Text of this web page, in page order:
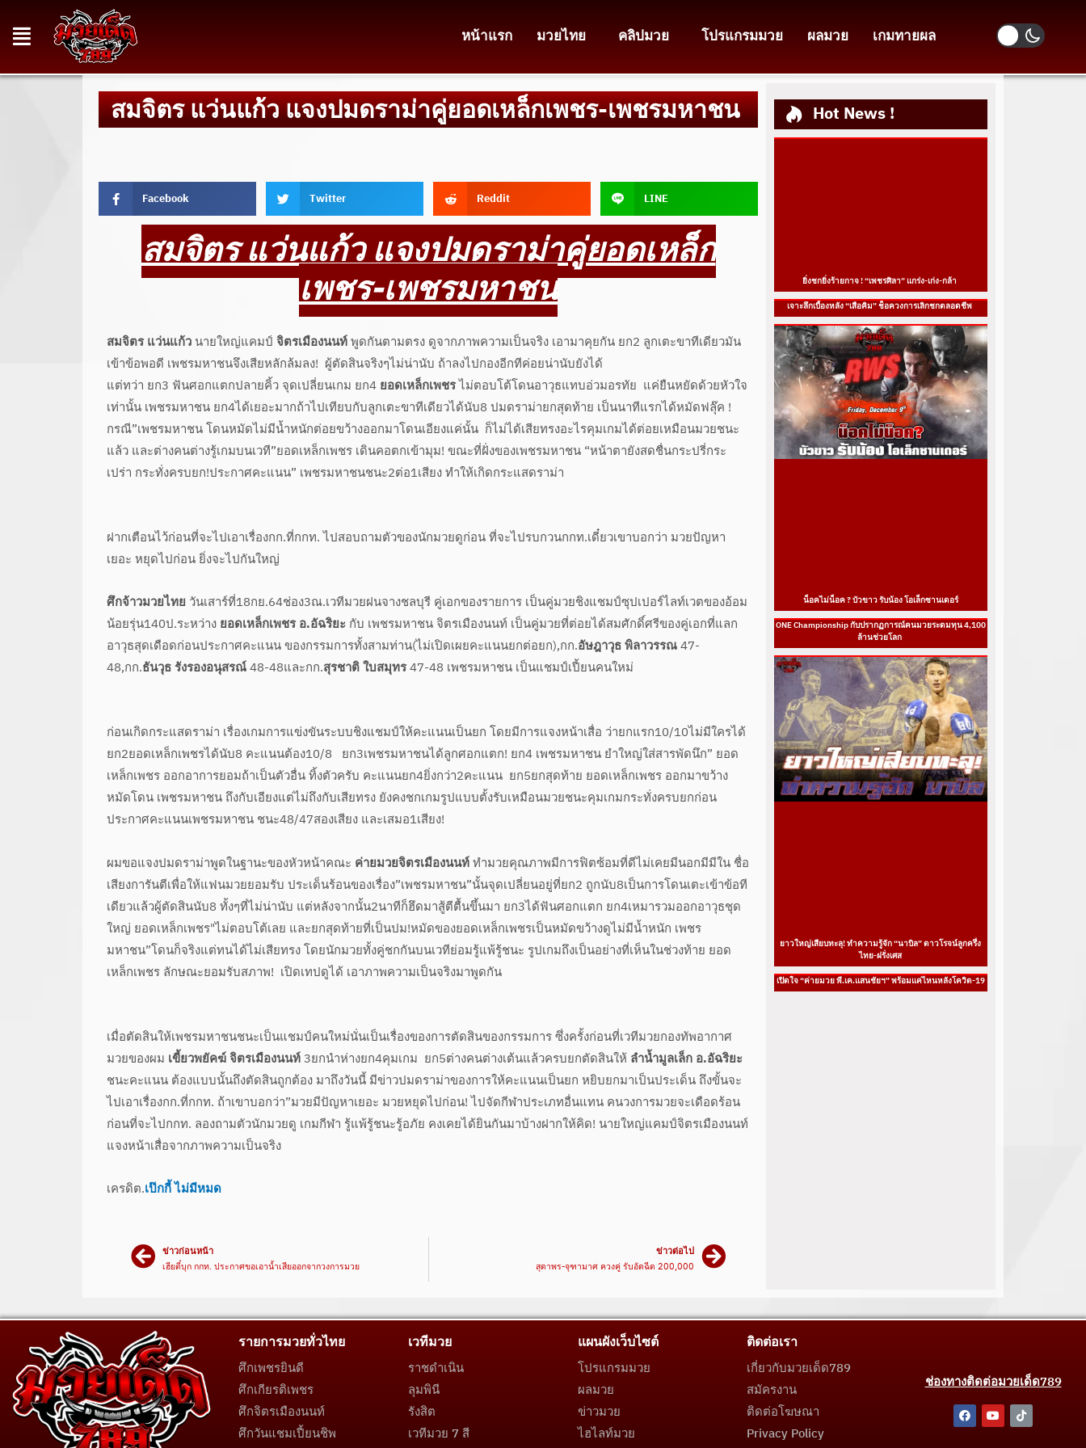
หน้าแรก มวยไทย คลิปมวย โปรแกรมมวย ผลมวย เกมทายผล
สมจิตร แว่นแก้ว แจงปมดราม่าคู่ยอดเหล็กเพชร-เพชรมหาชน
Facebook Twitter Reddit LINE
สมจิตร แว่นแก้ว แจงปมดราม่าคู่ยอดเหล็ก
เพชร-เพชรมหาชน
สมจิตร แว่นแก้ว นายใหญ่แคมป์ จิตรเมืองนนท์พูดกันตามตรง ดูจากภาพความเป็นจริง เอามาคุยกัน ยก2 ลูกเตะขาทีเดียวมัน
เข้าข้อพอดี เพชรมหาชนจึงเสียหลักล้มลง! ผู้ตัดสินจริงๆไม่น่านับ ถ้าลงไปกองอีกทีค่อยน่านับยังได้
แต่ทว่า ยก3 ฟันศอกแตกปลายคิ้ว จุดเปลี่ยนเกม ยก4 ยอดเหล็กเพชรไม่ตอบโต้โดนอาวุธแทบอ่วมอรทัย แค่ยืนหยัดด้วยหัวใจ
เท่านั้น เพชรมหาชน ยก4ได้เยอะมากถ้าไปเทียบกับลูกเตะขาทีเดียวได้นับ8 ปมดราม่ายกสุดท้าย เป็นนาทีแรกได้หมัดฟลุ๊ค !
กรณี”เพชรมหาชน โดนหมัดไม่มีน้ำหนักต่อยขว้างออกมาโดนเอียงแค่นั้น ก็ไม่ได้เสียทรงอะไรคุมเกมได้ต่อยเหมือนมวยชนะ
แล้ว และต่างคนต่างรู้เกมบนเวที”ยอดเหล็กเพชร เดินคอตกเข้ามุม! ขณะที่ฝั่งของเพชรมหาชน “หน้าตายังสดชื่นกระปรี่กระ
เปร่า กระทั่งครบยก!ประกาศคะแนน” เพชรมหาชนชนะ2ต่อ1เสียง ทำให้เกิดกระแสดราม่า
ฝากเตือนไว้ก่อนที่จะไปเอาเรื่องกก.ที่กกท. ไปสอบถามตัวของนักมวยดูก่อน ที่จะไปรบกวนกกท.เดี๋ยวเขาบอกว่า มวยปัญหา
เยอะ หยุดไปก่อน ยิ่งจะไปกันใหญ่
ศึกจ้าวมวยไทย วันเสาร์ที่18กย.64ช่อง3ณ.เวทีมวยฝนจางชลบุรี คู่เอกของรายการ เป็นคู่มวยชิงแชมป์ซุปเปอร์ไลท์เวตของอ้อม
น้อยรุ่น140ป.ระหว่าง ยอดเหล็กเพชร อ.อัฉริยะ กับ เพชรมหาชน จิตรเมืองนนท์ เป็นคู่มวยที่ต่อยได้สมศักดิ์ศรีของคู่เอกที่แลก
อาวุธสุดเดือดก่อนประกาศคะแนน ของกรรมการทั้งสามท่าน(ไม่เปิดเผยคะแนนยกต่อยก),กก.อัษฎาวุธ พิลาวรรณ47-
48,กก.ธันวุธ รังรองอนุสรณ์48-48และกก.สุรชาติ ใบสมุทร47-48 เพชรมหาชน เป็นแชมป์เปี้ยนคนใหม่
ก่อนเกิดกระแสดราม่า เรื่องเกมการแข่งขันระบบชิงแชมป์ให้คะแนนเป็นยก โดยมีการแจงหน้าเสื่อ ว่ายกแรก10/10ไม่มีใครได้
ยก2ยอดเหล็กเพชรได้นับ8 คะแนนต้อง10/8 ยก3เพชรมหาชนได้ลูกศอกแตก! ยก4 เพชรมหาชน ยำใหญ่ใส่สารพัดนึก” ยอด
เหล็กเพชร ออกอาการยอมถ้าเป็นตัวอื่น ทิ้งตัวครับ คะแนนยก4ยิ่งกว่า2คะแนน ยก5ยกสุดท้าย ยอดเหล็กเพชร ออกมาขว้าง
หมัดโดน เพชรมหาชน ถึงกับเอียงแต่ไม่ถึงกับเสียทรง ยังคงชกเกมรูปแบบตั้งรับเหมือนมวยชนะคุมเกมกระทั่งครบยกก่อน
ประกาศคะแนนเพชรมหาชน ชนะ48/47สองเสียง และเสมอ1เสียง!
ผมขอแจงปมดราม่าพูดในฐานะของหัวหน้าคณะ ค่ายมวยจิตรเมืองนนท์ทำมวยคุณภาพมีการฟิตซ้อมที่ดีไม่เคยมีนอกมีมีใน ชื่อ
เสียงการันตีเพื่อให้แฟนมวยยอมรับ ประเด็นร้อนของเรื่อง”เพชรมหาชน”นั้นจุดเปลี่ยนอยู่ที่ยก2 ถูกนับ8เป็นการโดนเตะเข้าข้อที
เดียวแล้วผู้ตัดสินนับ8 ทั้งๆที่ไม่น่านับ แต่หลังจากนั้น2นาทีก็ฮึดมาสู้ตีตื้นขึ้นมา ยก3ได้ฟันศอกแตก ยก4เหมารวมออกอาวุธชุด
ใหญ่ ยอดเหล็กเพชร"ไม่ตอบโต้เลย และยกสุดท้ายที่เป็นปม!หมัดของยอดเหล็กเพชรเป็นหมัดขว้างดูไม่มีน้ำหนัก เพชร
มหาชน”โดนก็จริงแต่ทนได้ไม่เสียทรง โดยนักมวยทั้งคู่ชกกันบนเวทีย่อมรู้แพ้รู้ชนะ รูปเกมถึงเป็นอย่างที่เห็นในช่วงท้าย ยอด
เหล็กเพชร ลักษณะยอมรับสภาพ! เปิดเทปดูได้ เอาภาพความเป็นจริงมาพูดกัน
เมื่อตัดสินให้เพชรมหาชนชนะเป็นแชมป์คนใหม่นั่นเป็นเรื่องของการตัดสินของกรรมการ ซึ่งครั้งก่อนที่เวทีมวยกองทัพอากาศ
มวยของผม เขี้ยวพยัคฆ์ จิตรเมืองนนท์3ยกนำห่างยก4คุมเกม ยก5ต่างคนต่างเต้นแล้วครบยกตัดสินให้ ลำน้ำมูลเล็ก อ.อัฉริยะ
ชนะคะแนน ต้องแบบนั้นถึงตัดสินถูกต้อง มาถึงวันนี้ มีข่าวปมดราม่าของการให้คะแนนเป็นยก หยิบยกมาเป็นประเด็น ถึงขั้นจะ
ไปเอาเรื่องกก.ที่กกท. ถ้าเขาบอกว่า”มวยมีปัญหาเยอะ มวยหยุดไปก่อน! ไปจัดกีฬาประเภทอื่นแทน คนวงการมวยจะเดือดร้อน
ก่อนที่จะไปกกท. ลองถามตัวนักมวยดู เกมกีฬา รู้แพ้รู้ชนะรู้อภัย คงเคยได้ยินกันมาบ้างฝากให้คิด! นายใหญ่แคมป์จิตรเมืองนนท์
แจงหน้าเสื่อจากภาพความเป็นจริง
เครดิต.เป๊กกี้ ไม่มีหมด
ข่าวก่อนหน้า
เฮียตี๋บุก กกท. ประกาศขอเอาน้ำเสียออกจากวงการมวย
ข่าวต่อไป
สุดาพร-จุฑามาศ ควงคู่ รับอัดฉีด 200,000
Hot News !
ยิ่งชกยิ่งร้ายกาจ ! “เพชรศิลา” แกร่ง-เก่ง-กล้า
เจาะลึกเบื้องหลัง “เสือคิม” ช็อควงการเลิกชกตลอดชีพ
น็อคไม่น็อค ? บัวขาว รับน้อง โอเล็กซานเดอร์
ONE Championship กับปรากฏการณ์คนมวยระดมทุน 4,100
ล้านช่วยโลก
ยาวใหญ่เสียบทะลุ! ทำความรู้จัก “นาบิล” ดาวโรจน์ลูกครึ่ง
ไทย-ฝรั่งเศส
เปิดใจ “ค่ายมวย พี.เค.แสนชัยฯ” พร้อมแค่ไหนหลังโควิด-19
รายการมวยทั่วไทย
ศึกเพชรยินดี
ศึกเกียรติเพชร
ศึกจิตรเมืองนนท์
ศึกวันแชมเปี้ยนชิพ
เวทีมวย
ราชดำเนิน
ลุมพินี
รังสิต
เวทีมวย 7 สี
แผนผังเว็บไซต์
โปรแกรมมวย
ผลมวย
ข่าวมวย
ไฮไลท์มวย
ติดต่อเรา
เกี่ยวกับมวยเด็ด789
สมัครงาน
ติดต่อโฆษณา
Privacy Policy
ช่องทางติดต่อมวยเด็ด789